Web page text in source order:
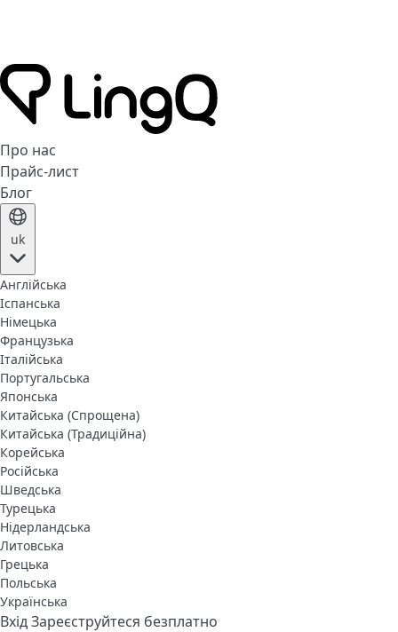
Про нас
Прайс-лист
Блог
uk
Англійська
Іспанська
Німецька
Французька
Італійська
Португальська
Японська
Китайська (Спрощена)
Китайська (Традиційна)
Корейська
Російська
Шведська
Турецька
Нідерландська
Литовська
Грецька
Польська
Українська
ВхідЗареєструйтеся безплатно